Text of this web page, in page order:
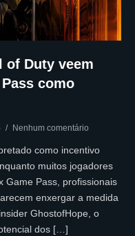
of Duty veem
como
Nenhum comentário
como incentivo
muitos jogadores
Game Pass, profissionais
enxergar a medida
GhostofHope, o
dos […]